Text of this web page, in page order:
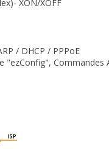
XON/XOFF
/ DHCP / PPPoE
"ezConfig", Commandes